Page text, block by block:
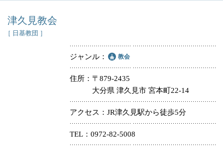
津久見教会
［ 日基教団 ］
ジャンル 教会
住所
〒879-2435
大分県 津久見市 宮本町22-14
アクセス JR津久見駅から徒歩5分
TEL 0972-82-5008